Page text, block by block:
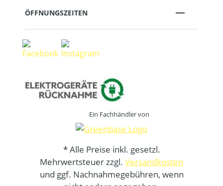
ÖFFNUNGSZEITEN
Ein Fachhändler von
* Alle Preise inkl. gesetzl.
Mehrwertsteuer zzgl. Versandkosten
und ggf. Nachnahmegebühren, wenn